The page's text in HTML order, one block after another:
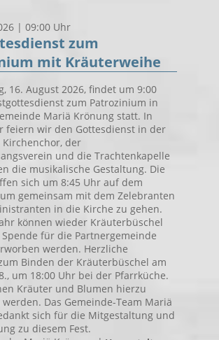
| 09:00 Uhr
zum
mit Kräuterweihe
16. August 2026, findet um 9:00
zum Patrozinium in
Mariä Krönung statt. In
feiern wir den Gottesdienst in der
Kirchenchor, der
und die Trachtenkapelle
die musikalische Gestaltung. Die
sich um 8:45 Uhr auf dem
gemeinsam mit dem Zelebranten
in die Kirche zu gehen.
können wieder Kräuterbüschel
für die Partnergemeinde
werden. Herzliche
Binden der Kräuterbüschel am
um 18:00 Uhr bei der Pfarrküche.
Kräuter und Blumen hierzu
Team Mariä
sich für die Mitgestaltung und
zu diesem Fest.